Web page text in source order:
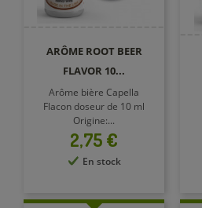
ARÔME ROOT BEER
FLAVOR 10...
Arôme bière Capella
Flacon doseur de 10 ml
Origine:...
Prix
2,75 €
En stock